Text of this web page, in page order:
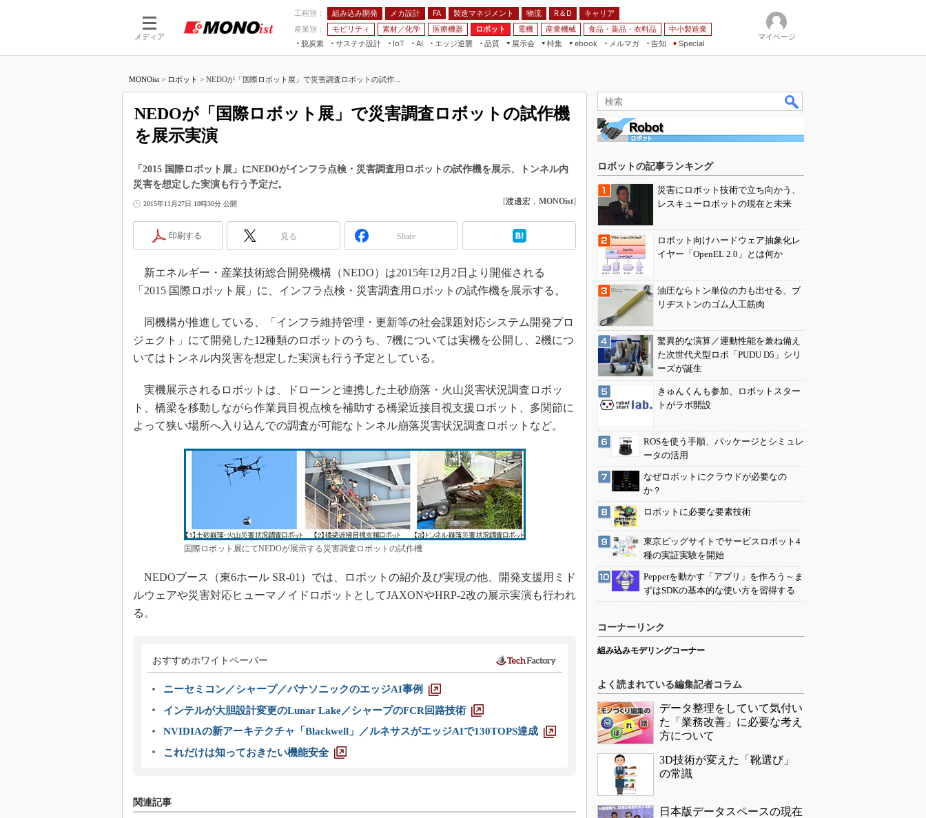
メディア
工程別： 組み込み開発 メカ設計 FA 製造マネジメント 物流 R＆D
キャリア
産業別：
モビリティ 素材／化学 医療機器 ロボット 電機 産業機械 食品・薬品・衣料品
中小製造業
脱炭素
サステナ設計
IoT
つながる工場
AI
AI×設備保全
エッジ逆襲 品質
展示会
JIMTOF
展＆IoT/5Gソリューション展
ジャパンモビリティショー
スマート工場EXPO
日本ものづくりワールド
産業オープンネット展
特集
VR／AR
FPGA
車載ソフト開発
ISO26262
無償設計ツール
デジタルツインとCAE
S＆OP
製造業ビッグデータ
植物工場
知財マネジメント
海外生産
グローバル設計・開発
制御セキュリティ
新型コロナへの対応
ebook
素材／化学
メルマガ
告知 Special
マイページ
MONOist > ロボット > NEDOが「国際ロボット展」で災害調査ロボットの試作...
NEDOが「国際ロボット展」で災害調査ロボットの試作機
を展示実演
「2015 国際ロボット展」にNEDOがインフラ点検・災害調査用ロボットの試作機を展示、トンネル内
災害を想定した実演も行う予定だ。
2015年11月27日 10時30分 公開 [渡邊宏 ， MONOist]
印刷する 見る Share
新エネルギー・産業技術総合開発機構（NEDO）は2015年12月2日より開催される
「2015 国際ロボット展」に、インフラ点検・災害調査用ロボットの試作機を展示する。
同機構が推進している、「インフラ維持管理・更新等の社会課題対応システム開発プロ
ジェクト」にて開発した12種類のロボットのうち、7機については実機を公開し、2機につ
いてはトンネル内災害を想定した実演も行う予定としている。
実機展示されるロボットは、ドローンと連携した土砂崩落・火山災害状況調査ロボッ
ト、橋梁を移動しながら作業員目視点検を補助する橋梁近接目視支援ロボット、多関節に
よって狭い場所へ入り込んでの調査が可能なトンネル崩落災害状況調査ロボットなど。
国際ロボット展にてNEDOが展示する災害調査ロボットの試作機
NEDOブース（東6ホール SR-01）では、ロボットの紹介及び実現の他、開発支援用ミド
ルウェアや災害対応ヒューマノイドロボットとしてJAXONやHRP-2改の展示実演も行われ
る。
おすすめホワイトペーパー
ニーセミコン／シャープ／パナソニックのエッジAI事例
インテルが大胆設計変更のLunar Lake／シャープのFCR回路技術
NVIDIAの新アーキテクチャ「Blackwell」／ルネサスがエッジAIで130TOPS達成
これだけは知っておきたい機能安全
関連記事
ロボットの記事ランキング
災害にロボット技術で立ち向かう、
レスキューロボットの現在と未来
ロボット向けハードウェア抽象化レ
イヤー「OpenEL 2.0」とは何か
油圧ならトン単位の力も出せる、ブ
リヂストンのゴム人工筋肉
驚異的な演算／運動性能を兼ね備え
た次世代犬型ロボ「PUDU D5」シリ
ーズが誕生
きゅんくんも参加、ロボットスター
トがラボ開設
ROSを使う手順、パッケージとシミュレ
ータの活用
なぜロボットにクラウドが必要なの
か？
ロボットに必要な要素技術
東京ビッグサイトでサービスロボット4
種の実証実験を開始
Pepperを動かす「アプリ」を作ろう～ま
ずはSDKの基本的な使い方を習得する
コーナーリンク
組み込みモデリングコーナー
よく読まれている編集記者コラム
データ整理をしていて気付い
た「業務改善」に必要な考え
方について
3D技術が変えた「靴選び」
の常識
日本版データスペースの現在